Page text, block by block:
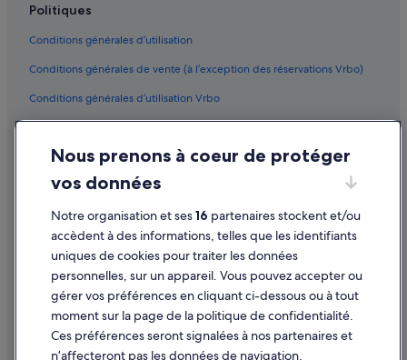
Paris : hôtels Fairmont
Bercy : hôtels Hôtels avec piscine
Paris : hôtels Hôtels tout compris
Les Halles : hôtels à proximité
Bercy : hôtels 3 étoiles
Paris : hôtels Hôtels avec restaurant
Le Marais : hôtels Hôtels pas chers
Paris : hôtels Appart'city
Paris : hôtels Thon Hotels
Centre hospitalier national d’ophtalmologie des Quinze-
Vingts : hôtels à proximité
Notre-Dame de Paris : hôtels à proximité
Politiques
Conditions générales d’utilisation
Conditions générales de vente (à l’exception des réservations Vrbo)
Conditions générales d’utilisation Vrbo
Protection des données
Cookies
Mentions légales / Nous contacter
Directives de contenu et signalement de contenus
Aide
Assistance
Modifier ou annuler votre réservation
Nous prenons à coeur de protéger
vos données
Notre organisation et ses16 partenaires stockent et/ou
accèdent à des informations, telles que les identifiants
uniques de cookies pour traiter les données
personnelles, sur un appareil. Vous pouvez accepter ou
gérer vos préférences en cliquant ci-dessous ou à tout
moment sur la page de la politique de confidentialité.
Ces préférences seront signalées à nos partenaires et
n’affecteront pas les données de navigation.